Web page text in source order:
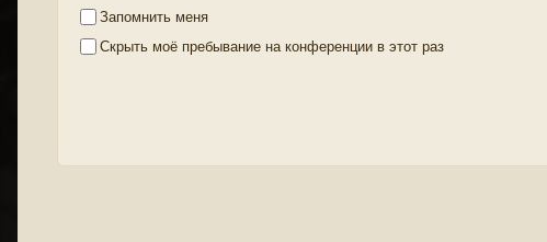
Запомнить меня
Скрыть моё пребывание на конференции в этот раз